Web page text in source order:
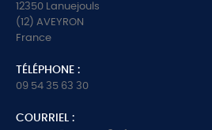
12350 Lanuejouls
(12) AVEYRON
France
TÉLÉPHONE :
09 54 35 63 30
COURRIEL :